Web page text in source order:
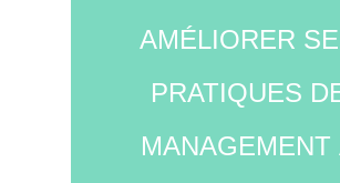
AMÉLIORER
PRATIQUES
MANAGEMENT